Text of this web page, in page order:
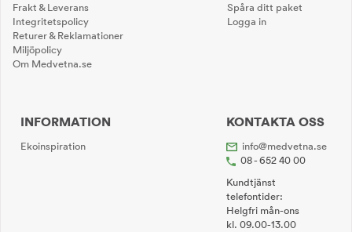
Frakt & Leverans
Integritetspolicy
Returer & Reklamationer
Miljöpolicy
Om Medvetna.se
Spåra ditt paket
Logga in
INFORMATION
Ekoinspiration
KONTAKTA OSS
info@medvetna.se
08 - 652 40 00
Kundtjänst
telefontider:
Helgfri mån-ons
kl. 09.00-13.00